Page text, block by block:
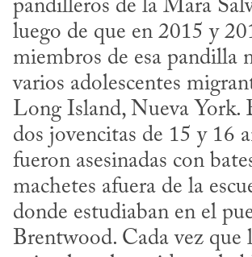
pandilleros de la Mara
luego de que en 2015 y
miembros de esa pandilla
varios adolescentes
Long Island, Nueva York.
dos jovencitas de 15 y 16
fueron asesinadas con
machetes afuera de la
donde estudiaban en el
Brentwood. Cada vez que